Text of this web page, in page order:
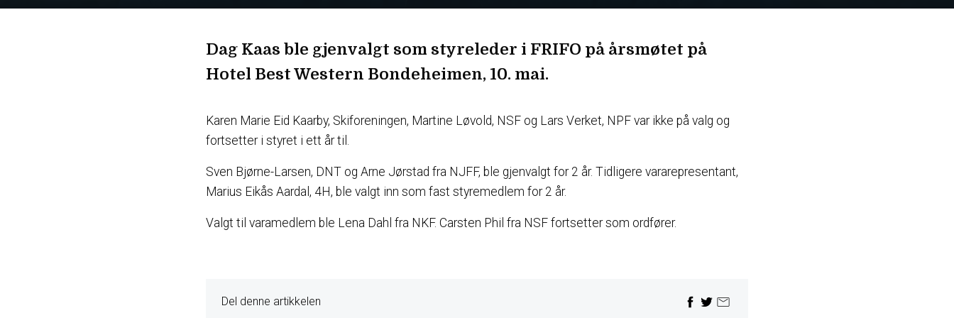
Dag Kaas ble gjenvalgt som styreleder i FRIFO på årsmøtet på
Hotel Best Western Bondeheimen, 10. mai.
Karen Marie Eid Kaarby, Skiforeningen, Martine Løvold, NSF og Lars Verket, NPF var ikke på valg og
fortsetter i styret i ett år til.
Sven Bjørne-Larsen, DNT og Arne Jørstad fra NJFF, ble gjenvalgt for 2 år. Tidligere vararepresentant,
Marius Eikås Aardal, 4H, ble valgt inn som fast styremedlem for 2 år.
Valgt til varamedlem ble Lena Dahl fra NKF. Carsten Phil fra NSF fortsetter som ordfører.
Del denne artikkelen